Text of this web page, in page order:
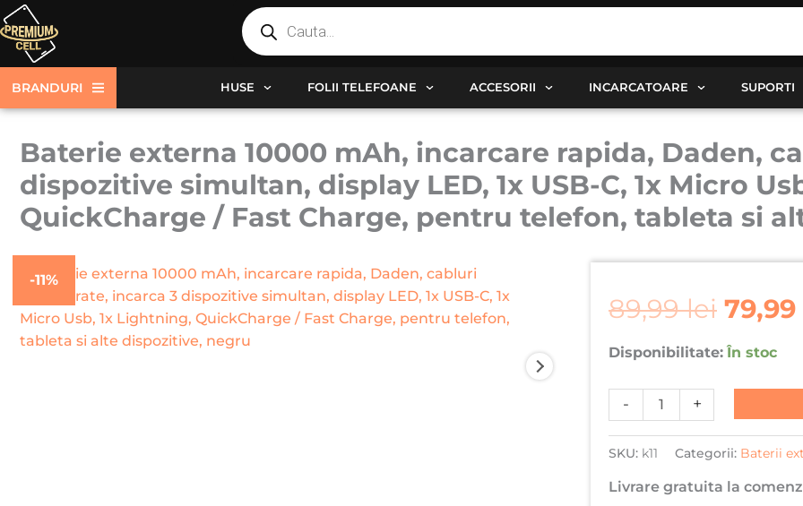
Skip
to
content
Products
search
BRANDURI HUSE FOLII TELEFOANE ACCESORII INCARCATOARE SUPORTI
Baterie externa 10000 mAh, incarcare rapida, Daden,
dispozitive simultan, display LED, 1x USB-C, 1x Micro
QuickCharge / Fast Charge, pentru telefon, tableta si
-11%
89,99lei inițial
a
fost:
89,99
79,99
Disponibilitate: În stoc
-
Baterie
externa
mAh,
incarcare
rapida,
cabluri
incarca
+
SKU: k11 Categorii: Baterii
Livrare gratuita la